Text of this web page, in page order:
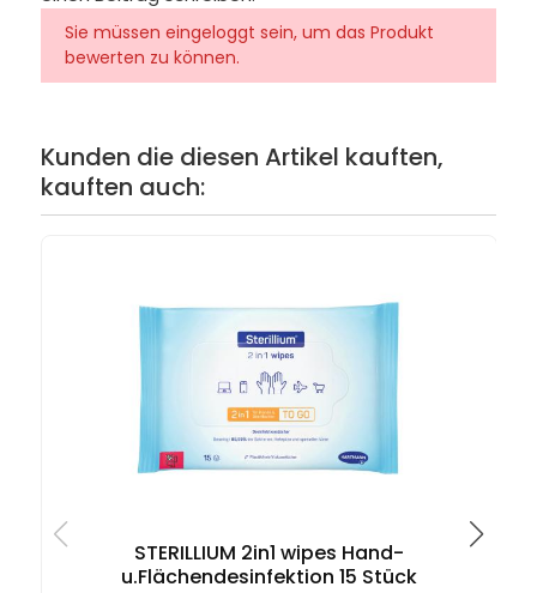
Sie müssen eingeloggt sein, um das Produkt
bewerten zu können.
Kunden die diesen Artikel kauften,
kauften auch:
STERILLIUM 2in1 wipes Hand-
u.Flächendesinfektion 15 Stück